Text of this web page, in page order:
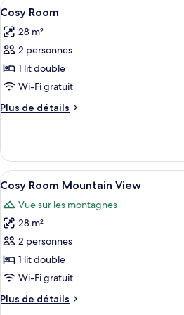
Mountain
View
de
chambre
Deluxe
Junior
Mountain
View
Afficher
toutes
les
photos
pour
ce
type
de
Cosy
Room
3
Cosy Room
28 m²
2 personnes
1 lit double
Wi-Fi gratuit
Plus de détails
Plus
le
type
de
chambre
Cosy
Room
Afficher
toutes
les
photos
pour
ce
type
chambre :
Une
4
Cosy Room Mountain View
Vue sur les montagnes
28 m²
2 personnes
1 lit double
Wi-Fi gratuit
Plus de détails
Plus